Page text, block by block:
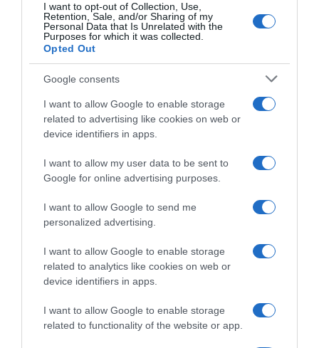
I want to opt-out of Collection, Use,
Retention, Sale, and/or Sharing of my
Personal Data that Is Unrelated with the
Purposes for which it was collected.
Opted Out
Google consents
I want to allow Google to enable storage
related to advertising like cookies on web or
device identifiers in apps.
I want to allow my user data to be sent to
Google for online advertising purposes.
I want to allow Google to send me
personalized advertising.
I want to allow Google to enable storage
related to analytics like cookies on web or
device identifiers in apps.
I want to allow Google to enable storage
related to functionality of the website or app.
A empresa foi fundada a 16 de outubro de 1923
pelos irmãos Walt Disney e Roy Disney. O seu
nome original era Disney Brothers Studio.
TELEVISÃO DISNEY+
Últimas
ROTEIRO
Mariano regressa ao Marginal e Summer Jam anima o